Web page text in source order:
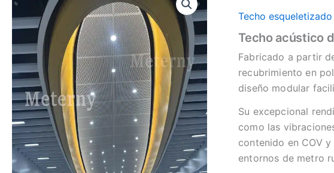
Techo
Techo acústico
Fabricado a partir
recubrimiento en
diseño modular
Su excepcional
como las
contenido en COV
entornos de metro